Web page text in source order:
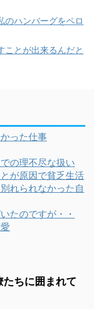
のハンバーグをペロ
ことが出来るんだと
った仕事
の理不尽な扱い
が原因で貧乏生活
れられなかった自
たのですが・・
ちに囲まれて